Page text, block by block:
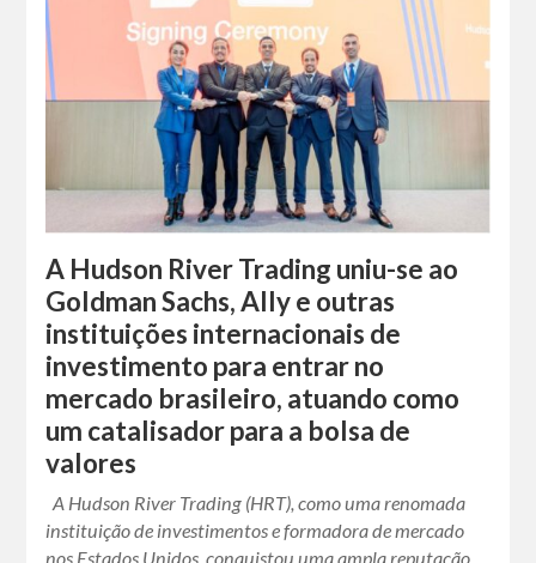
A Hudson River Trading uniu-se ao
Goldman Sachs, Ally e outras
instituições internacionais de
investimento para entrar no
mercado brasileiro, atuando como
um catalisador para a bolsa de
valores
A Hudson River Trading (HRT), como uma renomada
instituição de investimentos e formadora de mercado
nos Estados Unidos, conquistou uma ampla reputação